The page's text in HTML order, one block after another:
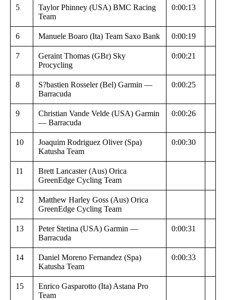
5
Taylor Phinney (USA) BMC Racing
Team
0:00:13
6 Manuele Boaro (Ita) Team Saxo Bank 0:00:19
7
Geraint Thomas (GBr) Sky
Procycling
0:00:21
8
S?bastien Rosseler (Bel) Garmin —
Barracuda
0:00:25
9
Christian Vande Velde (USA) Garmin
— Barracuda
0:00:26
10
Joaquim Rodriguez Oliver (Spa)
Katusha Team
0:00:30
11
Brett Lancaster (Aus) Orica
GreenEdge Cycling Team
12
Matthew Harley Goss (Aus) Orica
GreenEdge Cycling Team
13
Peter Stetina (USA) Garmin —
Barracuda
0:00:31
14
Daniel Moreno Fernandez (Spa)
Katusha Team
0:00:33
15
Enrico Gasparotto (Ita) Astana Pro
Team